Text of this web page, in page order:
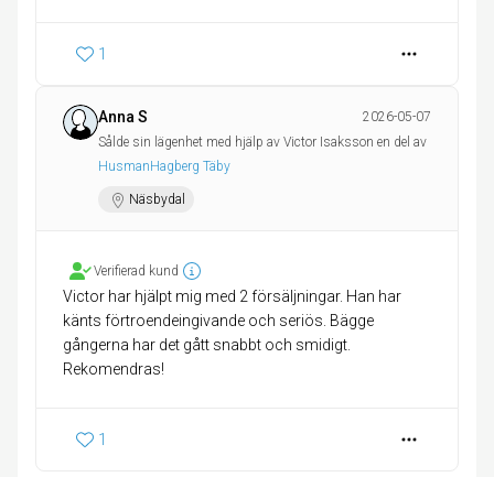
1
Anna S
2026-05-07
Sålde sin lägenhet med hjälp av Victor Isaksson en del av
HusmanHagberg Täby
Näsbydal
Verifierad kund
Victor har hjälpt mig med 2 försäljningar. Han har
känts förtroendeingivande och seriös. Bägge
gångerna har det gått snabbt och smidigt.
Rekomendras!
1